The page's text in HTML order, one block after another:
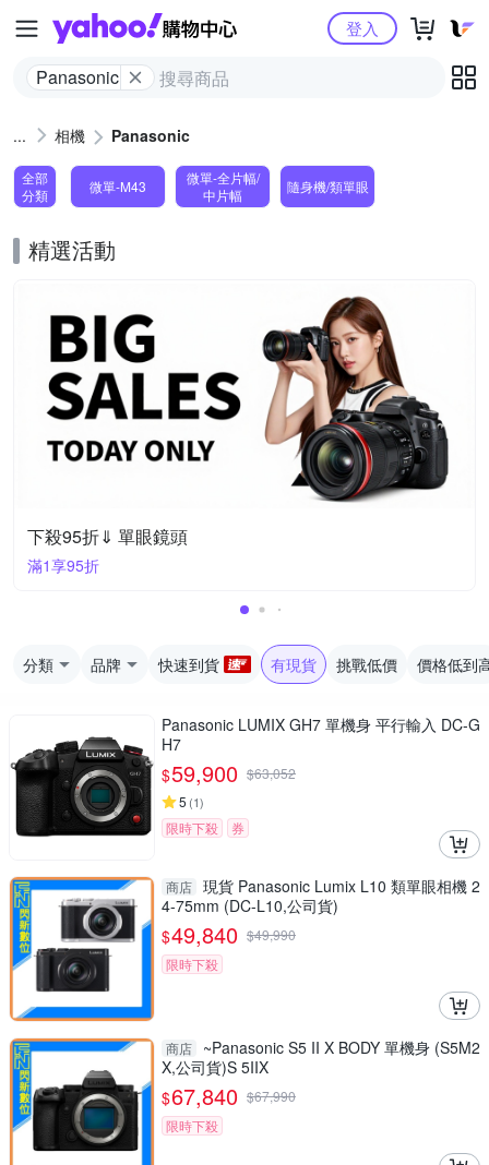
Yahoo購物中心
Panasonic
登入
相機 Panasonic
全部
分類
微單-M43
微單-全片幅/
中片幅
隨身機/類單眼
精選活動
下殺95折⇓ 單眼鏡頭
滿1享95折
分類 品牌 快速到貨 有現貨 挑戰低價 價格低到
Panasonic LUMIX GH7 單機身 平行輸入 DC-G
H7
$59,900 $63,052
5 (1)
限時下殺 券
商店 現貨 Panasonic Lumix L10 類單眼相機 2
4-75mm (DC-L10,公司貨)
$49,840 $49,990
限時下殺
商店
~Panasonic S5 II X BODY 單機身 (S5M2
X,公司貨)S 5IIX
$67,840 $67,990
限時下殺